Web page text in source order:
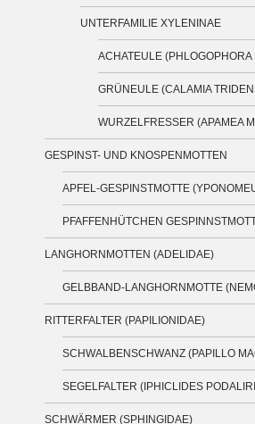
UNTERFAMILIE XYLENINAE
ACHATEULE
GRÜNEULE (CALAMIA
WURZELFRESSER (APAMEA
GESPINST- UND KNOSPENMOTTEN
APFEL-GESPINSTMOTTE
PFAFFENHÜTCHEN
LANGHORNMOTTEN (ADELIDAE)
GELBBAND-LANGHORNMOTTE
RITTERFALTER (PAPILIONIDAE)
SCHWALBENSCHWANZ (PAPILLO
SEGELFALTER (IPHICLIDES
SCHWÄRMER (SPHINGIDAE)